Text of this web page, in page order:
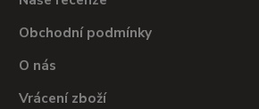
Obchodní podmínky
O nás
Vrácení zboží